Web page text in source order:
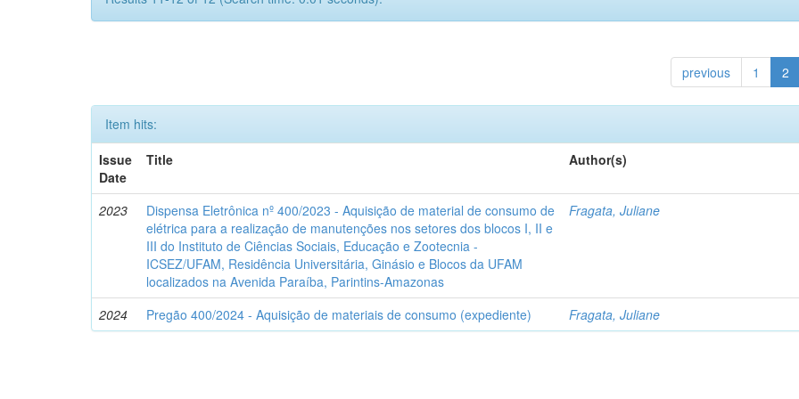
previous 1 2
Item hits:
Issue
Date
Title Author(s)
2023
Dispensa Eletrônica nº 400/2023 - Aquisição de material de consumo de
elétrica para a realização de manutenções nos setores dos blocos I, II e
III do Instituto de Ciências Sociais, Educação e Zootecnia -
ICSEZ/UFAM, Residência Universitária, Ginásio e Blocos da UFAM
localizados na Avenida Paraíba, Parintins-Amazonas
Fragata, Juliane
2024 Pregão 400/2024 - Aquisição de materiais de consumo (expediente) Fragata, Juliane